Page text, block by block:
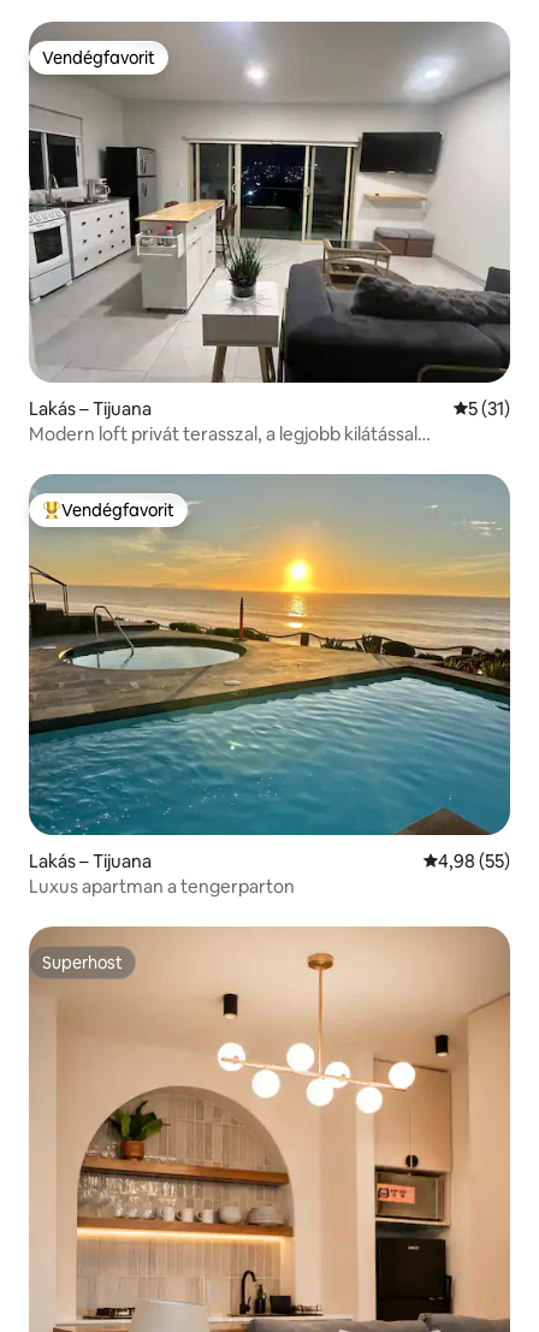
Vendégfavorit
Vendégfavorit
Lakás – Tijuana Átlagos
5 (31)
Modern loft privát terasszal, a legjobb kilátással
Kiemelt vendégfavorit
Vendégfavorit
Lakás – Tijuana Átlagos
4,98 (55)
Luxus apartman a tengerparton
Superhost
Superhost